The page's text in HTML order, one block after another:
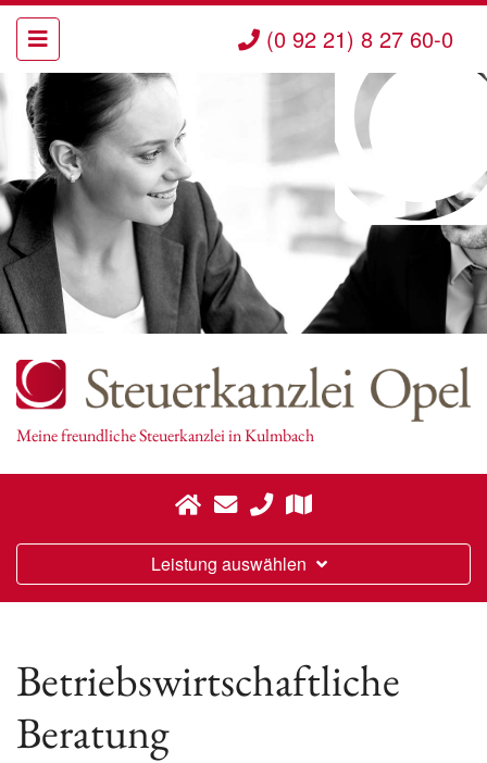
(0 92 21) 8 27 60-0
Meine freundliche Steuerkanzlei in Kulmbach
Leistung auswählen
Betriebswirtschaftliche
Beratung